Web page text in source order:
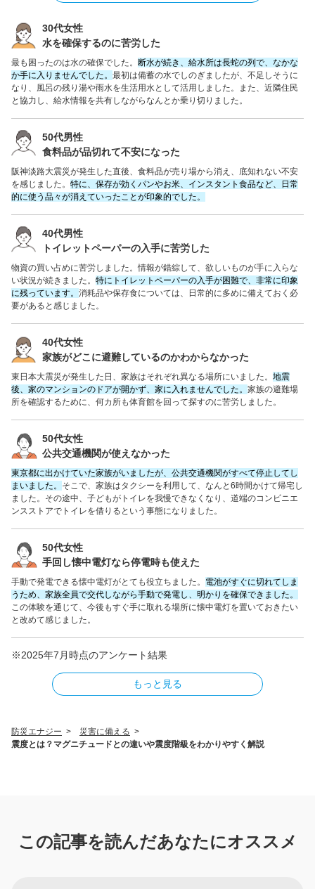
30代女性
水を確保するのに苦労した
最も困ったのは水の確保でした。 断水が続き、給水所は長蛇の列で、なかな
か手に入りませんでした。 最初は備蓄の水でしのぎましたが、不足しそうに
なり、風呂の残り湯や雨水を生活用水として活用しました。また、近隣住民
と協力し、給水情報を共有しながらなんとか乗り切りました。
50代男性
食料品が品切れて不安になった
阪神淡路大震災が発生した直後、食料品が売り場から消え、底知れない不安
を感じました。 特に、保存が効くパンやお米、インスタント食品など、日常
的に使う品々が消えていったことが印象的でした。
40代男性
トイレットペーパーの入手に苦労した
物資の買い占めに苦労しました。情報が錯綜して、欲しいものが手に入らな
い状況が続きました。 特にトイレットペーパーの入手が困難で、非常に印象
に残っています。 消耗品や保存食については、日常的に多めに備えておく必
要があると感じました。
40代女性
家族がどこに避難しているのかわからなかった
東日本大震災が発生した日、家族はそれぞれ異なる場所にいました。 地震
後、家のマンションのドアが開かず、家に入れませんでした。 家族の避難場
所を確認するために、何カ所も体育館を回って探すのに苦労しました。
50代女性
公共交通機関が使えなかった
東京都に出かけていた家族がいましたが、公共交通機関がすべて停止してし
まいました。 そこで、家族はタクシーを利用して、なんと6時間かけて帰宅し
ました。その途中、子どもがトイレを我慢できなくなり、道端のコンビニエ
ンスストアでトイレを借りるという事態になりました。
50代女性
手回し懐中電灯なら停電時も使えた
手動で発電できる懐中電灯がとても役立ちました。 電池がすぐに切れてしま
うため、家族全員で交代しながら手動で発電し、明かりを確保できました。
この体験を通じて、今後もすぐ手に取れる場所に懐中電灯を置いておきたい
と改めて感じました。
※2025年7月時点のアンケート結果
もっと見る
防災エナジー > 災害に備える >
震度とは？マグニチュードとの違いや震度階級をわかりやすく解説
この記事を読んだあなたにオススメ